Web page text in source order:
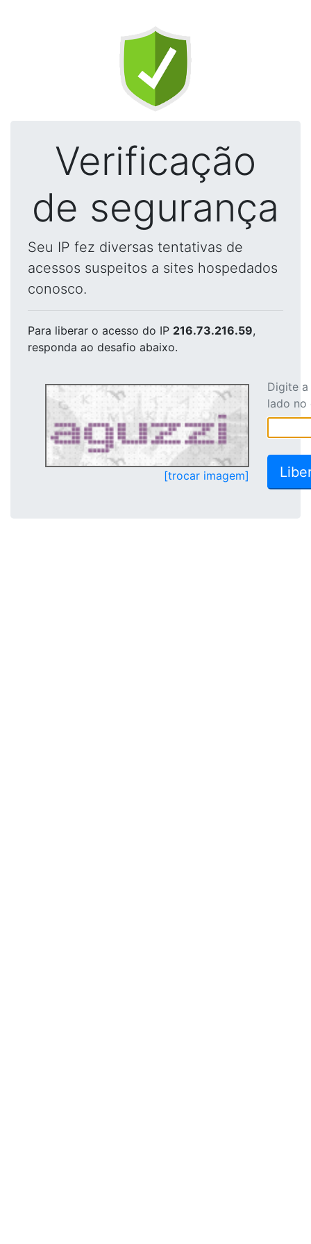
Verificação
de segurança
Seu IP fez diversas tentativas de
acessos suspeitos a sites hospedados
conosco.
Para liberar o acesso do IP 216.73.216.59,
responda ao desafio abaixo.
[trocar imagem]
Digite
lado no